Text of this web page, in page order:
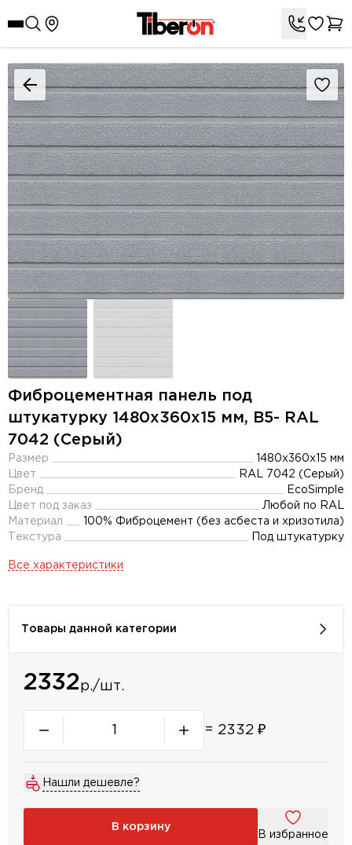
Фиброцементная панель под
штукатурку 1480х360х15 мм, B5- RAL
7042 (Серый)
Размер
1480х360х15 мм
Цвет
RAL 7042 (Серый)
Бренд
EcoSimple
Цвет под заказ
Любой по RAL
Материал
100% Фиброцемент (без асбеста и хризотила)
Текстура
Под штукатурку
Все характеристики
Товары данной категории
2332р./шт.
= 2332 ₽
Нашли дешевле?
В корзину
В избранное